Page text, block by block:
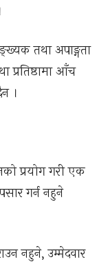
तथा अपाङ्गता
प्रतिष्ठामा आँच
।
प्रयोग गरी एक
गर्न नहुने
नहुने, उम्मेदवार